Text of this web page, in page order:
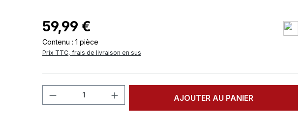
59,99 €
Contenu : 1 pièce
Prix TTC, frais de livraison en sus
Quantité de produit : Entrez la quantité
AJOUTER AU PANIER